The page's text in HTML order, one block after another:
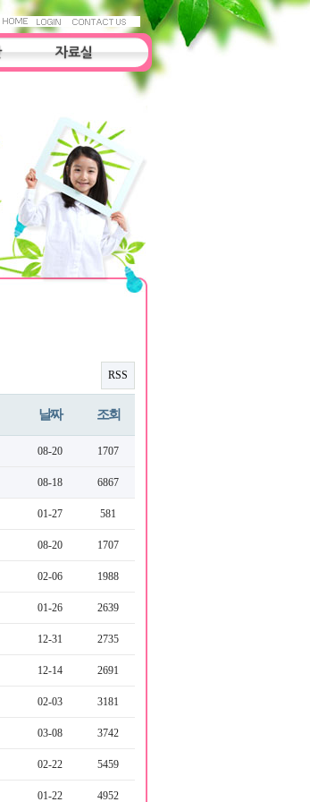
자료실
RSS
날짜 조회
08-20 1707
08-18 6867
01-27 581
08-20 1707
02-06 1988
01-26 2639
12-31 2735
12-14 2691
02-03 3181
03-08 3742
02-22 5459
01-22 4952